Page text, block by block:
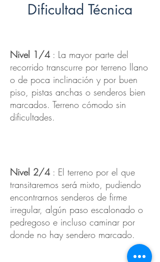
Dificultad Técnica
Nivel 1/4 : La mayor parte del
recorrido transcurre por terreno llano
o de poca inclinación y por buen
piso, pistas anchas o senderos bien
marcados. Terreno cómodo sin
dificultades.
Nivel 2/4 : El terreno por el que
transitaremos será mixto, pudiendo
encontrarnos senderos de firme
irregular, algún paso escalonado o
pedregoso e incluso caminar por
donde no hay sendero marcado.